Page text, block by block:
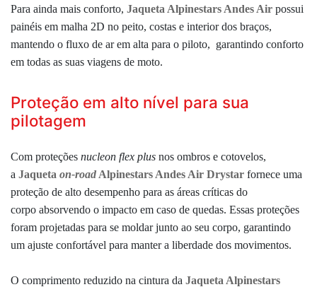
Para ainda mais conforto, Jaqueta Alpinestars Andes Air possui
painéis em malha 2D no peito, costas e interior dos braços,
mantendo o fluxo de ar em alta para o piloto, garantindo conforto
em todas as suas viagens de moto.
Proteção em alto nível para sua
pilotagem
Com proteções nucleon flex plus nos ombros e cotovelos,
a Jaqueta on-road Alpinestars Andes Air Drystar fornece uma
proteção de alto desempenho para as áreas críticas do
corpo absorvendo o impacto em caso de quedas. Essas proteções
foram projetadas para se moldar junto ao seu corpo, garantindo
um ajuste confortável para manter a liberdade dos movimentos.
O comprimento reduzido na cintura da Jaqueta Alpinestars